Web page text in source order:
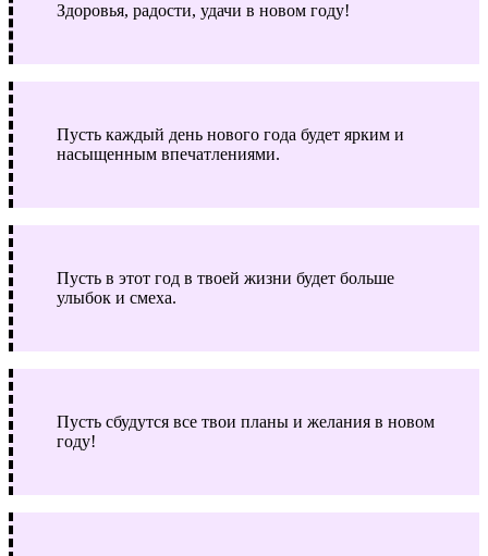
Здоровья, радости, удачи в новом году!
Пусть каждый день нового года будет ярким и
насыщенным впечатлениями.
Пусть в этот год в твоей жизни будет больше
улыбок и смеха.
Пусть сбудутся все твои планы и желания в новом
году!